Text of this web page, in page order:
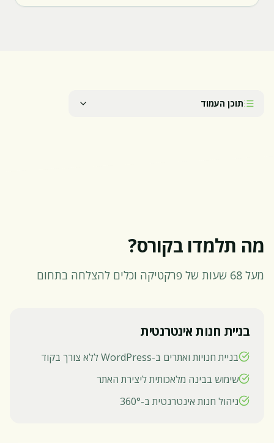
תוכן העמוד
מה תלמדו בקורס?
מעל 68 שעות של פרקטיקה וכלים להצלחה בתחום
בניית חנות אינטרנטית
בניית חנויות ואתרים ב-WordPress ללא צורך בקוד
שימוש בבינה מלאכותית ליצירת האתר
ניהול חנות אינטרנטית ב-360°